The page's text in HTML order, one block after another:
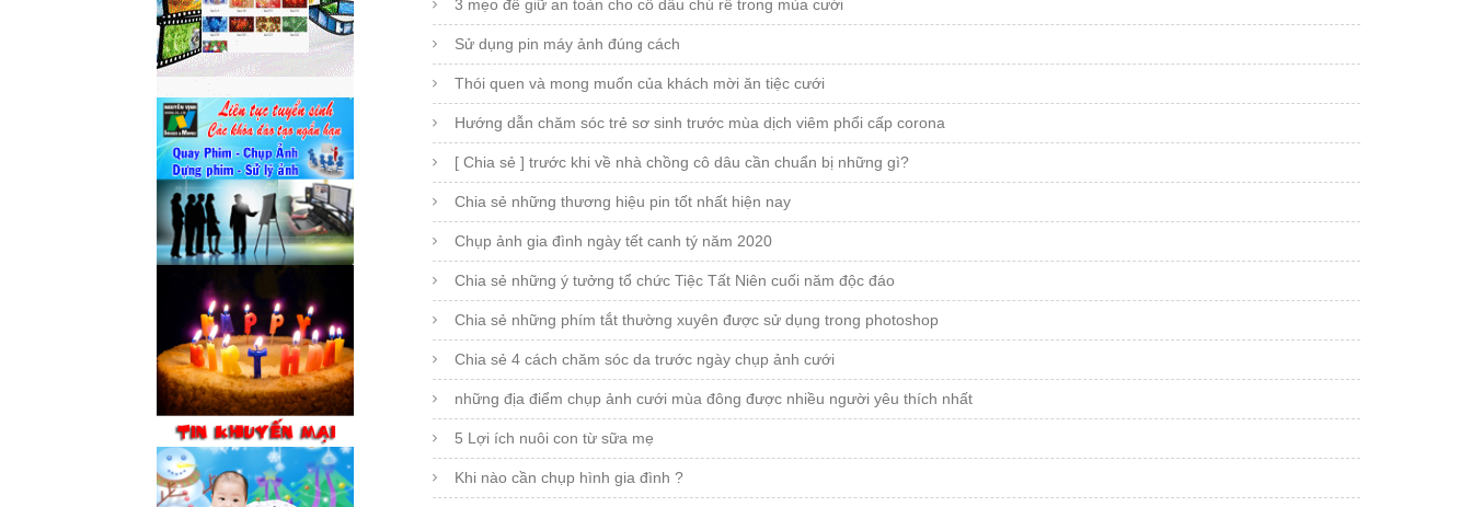
3 mẹo để giữ an toàn cho cô dâu chú rể trong mùa cưới
Sử dụng pin máy ảnh đúng cách
Thói quen và mong muốn của khách mời ăn tiệc cưới
Hướng dẫn chăm sóc trẻ sơ sinh trước mùa dịch viêm phổi cấp corona
[ Chia sẻ ] trước khi về nhà chồng cô dâu cần chuẩn bị những gì?
Chia sẻ những thương hiệu pin tốt nhất hiện nay
Chụp ảnh gia đình ngày tết canh tý năm 2020
Chia sẻ những ý tưởng tổ chức Tiệc Tất Niên cuối năm độc đáo
Chia sẻ những phím tắt thường xuyên được sử dụng trong photoshop
Chia sẻ 4 cách chăm sóc da trước ngày chụp ảnh cưới
những địa điểm chụp ảnh cưới mùa đông được nhiều người yêu thích nhất
5 Lợi ích nuôi con từ sữa mẹ
Khi nào cần chụp hình gia đình ?